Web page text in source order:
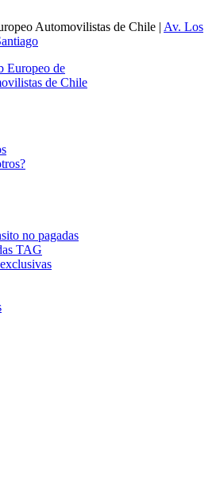
Automovilistas de Chile | Av. Los
no pagadas
TAG